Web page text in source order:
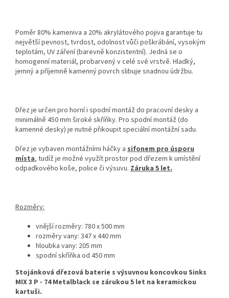
Poměr 80% kameniva a 20% akrylátového pojiva garantuje tu
největší pevnost, tvrdost, odolnost vůči poškrábání, vysokým
teplotám, UV záření (barevně konzistentní). Jedná se o
homogenní materiál, probarvený v celé své vrstvě. Hladký,
jemný a příjemně kamenný povrch slibuje snadnou údržbu.
Dřez je určen pro horní i spodní montáž do pracovní desky a
minimálně 450 mm široké skříňky. Pro spodní montáž (do
kamenné desky) je nutné přikoupit speciální montážní sadu.
Dřez je vybaven montážními háčky a sifonem pro úsporu
místa, tudíž je možné využít prostor pod dřezem k umístění
odpadkového koše, police či výsuvu. Záruka 5 let.
Rozměry:
vnější rozměry: 780 x 500 mm
rozměry vany: 347 x 440 mm
hloubka vany: 205 mm
spodní skříňka od 450 mm
Stojánková dřezová baterie s výsuvnou koncovkou Sinks
MIX 3 P - 74 Metalblack se zárukou 5 let na keramickou
kartuši.